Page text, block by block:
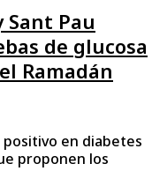
Pau
de glucosa
Ramadán
positivo en diabetes
proponen los